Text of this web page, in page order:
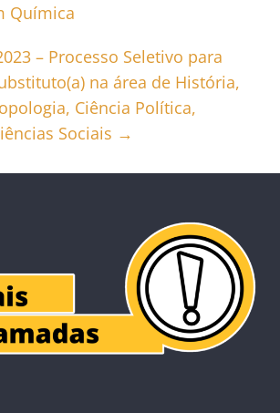
Química
– Processo Seletivo para
na área de História,
Ciência Política,
Sociais →